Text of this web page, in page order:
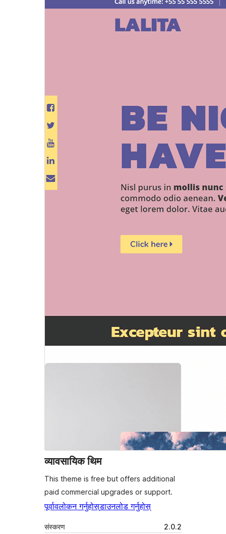
व्यावसायिक थिम
This theme is free but offers additional
paid commercial upgrades or support.
पूर्वावलोकन गर्नुहोस्डाउनलोड गर्नुहोस्
संस्करण
2.0.2